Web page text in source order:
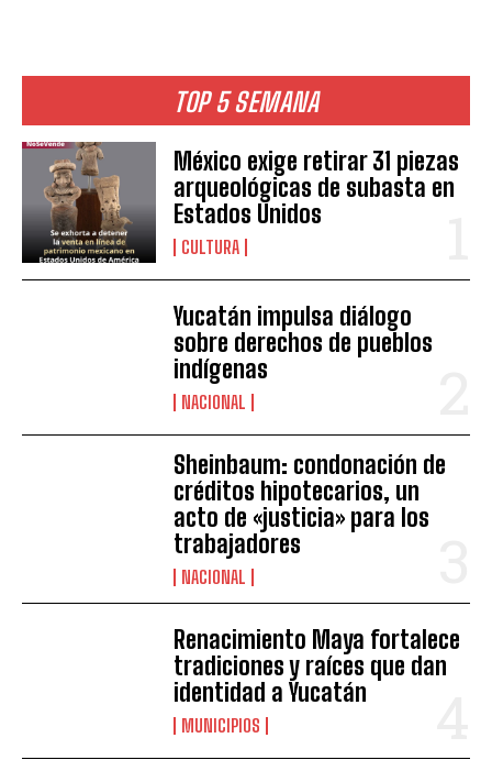
TOP 5 SEMANA
México exige retirar 31 piezas
arqueológicas de subasta en
Estados Unidos
CULTURA
Yucatán impulsa diálogo
sobre derechos de pueblos
indígenas
NACIONAL
Sheinbaum: condonación de
créditos hipotecarios, un
acto de «justicia» para los
trabajadores
NACIONAL
Renacimiento Maya fortalece
tradiciones y raíces que dan
identidad a Yucatán
MUNICIPIOS